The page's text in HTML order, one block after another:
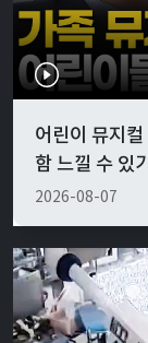
어린이 뮤지
함 느낄 수 있
2026-08-07